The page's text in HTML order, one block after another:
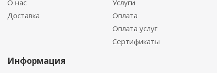
О нас
Доставка
Услуги
Оплата
Оплата услуг
Сертификаты
Информация